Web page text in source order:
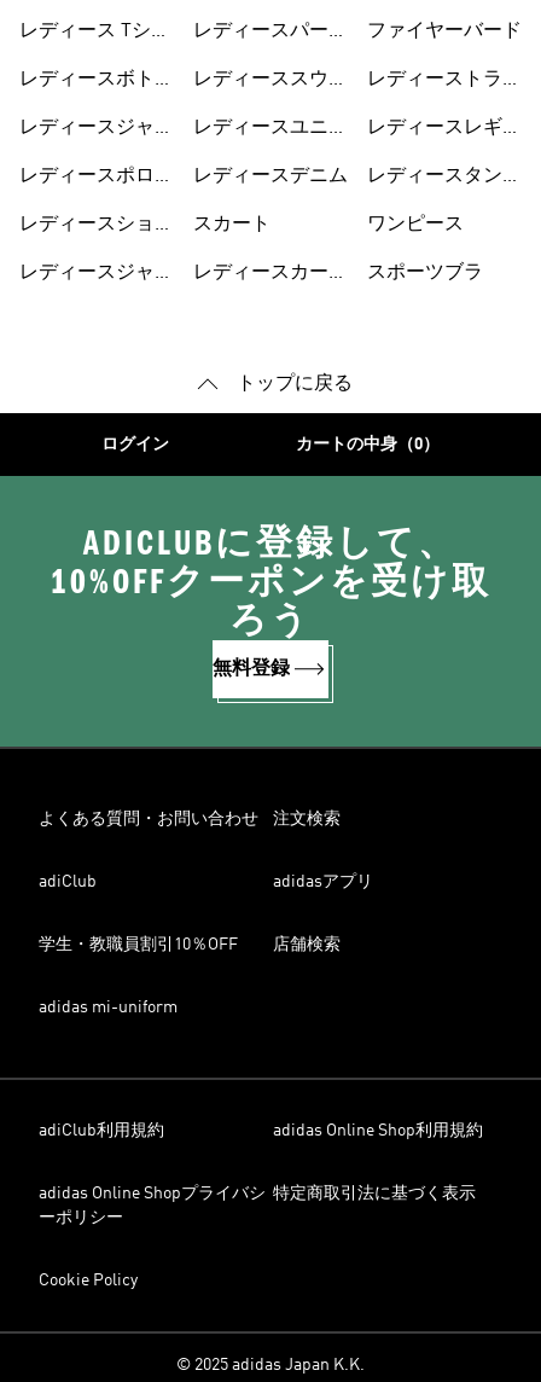
レディース Tシャ
レディースボトム
レディースジャケ
レディースポロシ
レディースショー
レディースジャー
レディースパーカ
レディーススウェ
レディースユニフ
レディースデニム
スカート
レディースカーデ
ファイヤーバード
レディーストラッ
レディースレギン
レディースタンク
ワンピース
スポーツブラ
トップに戻る
ログイン カートの中身（0）
ADICLUBに登録して、
10%OFFクーポンを受け取
ろう
無料登録
よくある質問・お問い合わせ 注文検索
adiClub adidasアプリ
学生・教職員割引10％OFF 店舗検索
adidas mi-uniform
adiClub利用規約 adidas Online Shop利用規約
adidas Online Shopプライバシ
ーポリシー
特定商取引法に基づく表示
Cookie Policy
© 2025 adidas Japan K.K.